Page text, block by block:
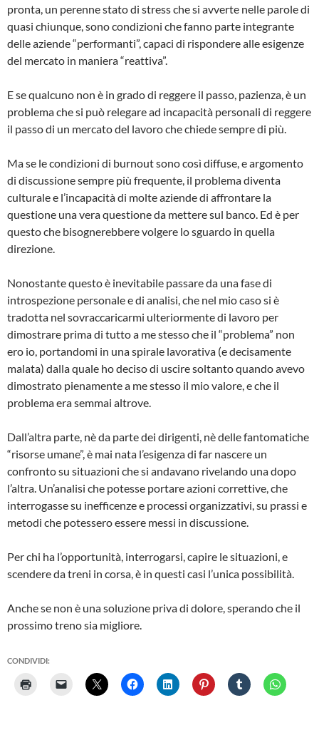
pronta, un perenne stato di stress che si avverte nelle parole di
quasi chiunque, sono condizioni che fanno parte integrante
delle aziende “performanti”, capaci di rispondere alle esigenze
del mercato in maniera “reattiva”.
E se qualcuno non è in grado di reggere il passo, pazienza, è un
problema che si può relegare ad incapacità personali di reggere
il passo di un mercato del lavoro che chiede sempre di più.
Ma se le condizioni di burnout sono così diffuse, e argomento
di discussione sempre più frequente, il problema diventa
culturale e l’incapacità di molte aziende di affrontare la
questione una vera questione da mettere sul banco. Ed è per
questo che bisognerebbere volgere lo sguardo in quella
direzione.
Nonostante questo è inevitabile passare da una fase di
introspezione personale e di analisi, che nel mio caso si è
tradotta nel sovraccaricarmi ulteriormente di lavoro per
dimostrare prima di tutto a me stesso che il “problema” non
ero io, portandomi in una spirale lavorativa (e decisamente
malata) dalla quale ho deciso di uscire soltanto quando avevo
dimostrato pienamente a me stesso il mio valore, e che il
problema era semmai altrove.
Dall’altra parte, nè da parte dei dirigenti, nè delle fantomatiche
“risorse umane”, è mai nata l’esigenza di far nascere un
confronto su situazioni che si andavano rivelando una dopo
l’altra. Un’analisi che potesse portare azioni correttive, che
interrogasse su inefficenze e processi organizzativi, su prassi e
metodi che potessero essere messi in discussione.
Per chi ha l’opportunità, interrogarsi, capire le situazioni, e
scendere da treni in corsa, è in questi casi l’unica possibilità.
Anche se non è una soluzione priva di dolore, sperando che il
prossimo treno sia migliore.
CONDIVIDI: